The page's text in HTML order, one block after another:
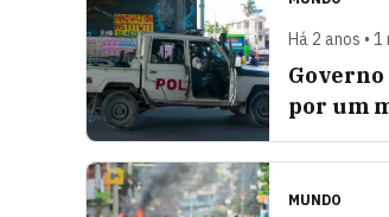
Há 2 anos •
por um
MUNDO